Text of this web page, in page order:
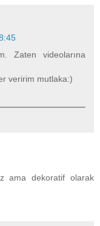
Zaten videolarına
veririm mutlaka:)
ama dekoratif olarak